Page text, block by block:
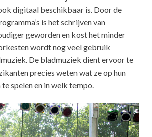
digitaal beschikbaar is. Door de
is het schrijven van
geworden en kost het minder
wordt nog veel gebruik
De bladmuziek dient ervoor te
precies weten wat ze op hun
spelen en in welk tempo.